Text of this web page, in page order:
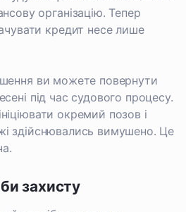
організацію. Тепер
кредит несе лише
ви можете повернути
під час судового процесу.
окремий позов і
здійснювались вимушено. Це
захисту